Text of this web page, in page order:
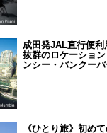
成田発JAL直行便
抜群のロケーショ
ンシー・バンクー
《ひとり旅》初め